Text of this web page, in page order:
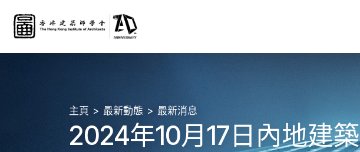
主頁 最新動態 最新消息
2024年10月17日內地建